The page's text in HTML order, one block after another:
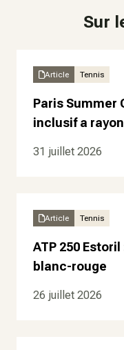
Sur
Article Tennis
Paris Summer
inclusif a
31 juillet 2026
Article Tennis
ATP 250
blanc-rouge
26 juillet 2026